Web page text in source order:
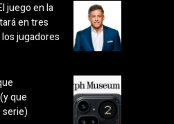
juego en la
en tres
jugadores
que
serie)